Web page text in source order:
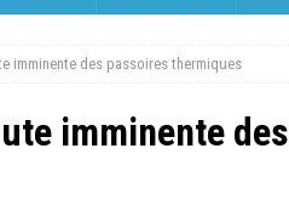
imminente des passoires thermiques
imminente des